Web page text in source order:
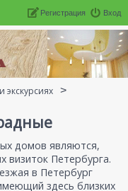
Вход
Регистрация
экскурсиях
домов являются,
визиток Петербурга.
в Петербург
здесь близких